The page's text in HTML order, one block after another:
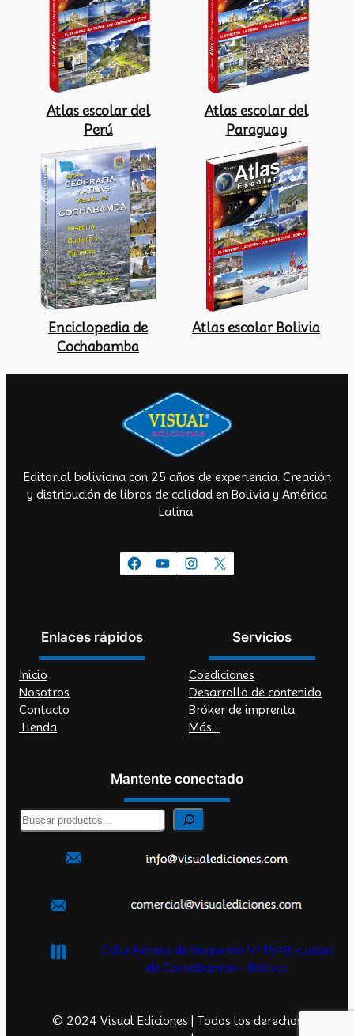
Atlas escolar del
Perú
Atlas escolar del
Paraguay
Enciclopedia de
Cochabamba
Atlas escolar Bolivia
Editorial boliviana con 25 años de experiencia. Creación
y distribución de libros de calidad en Bolivia y América
Latina.
Facebook YouTube Instagram X
Enlaces rápidos
Inicio
Nosotros
Contacto
Tienda
Servicios
Coediciones
Desarrollo de contenido
Bróker de imprenta
Más…
Mantente conectado
B
Calle Héroes de Boquerón Nº 1549, ciudad
de Cochabamba – Bolivia
© 2024 Visual Ediciones | Todos los derechos